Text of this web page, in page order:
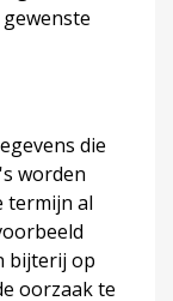
die
worden
termijn al
bijterij op
oorzaak te